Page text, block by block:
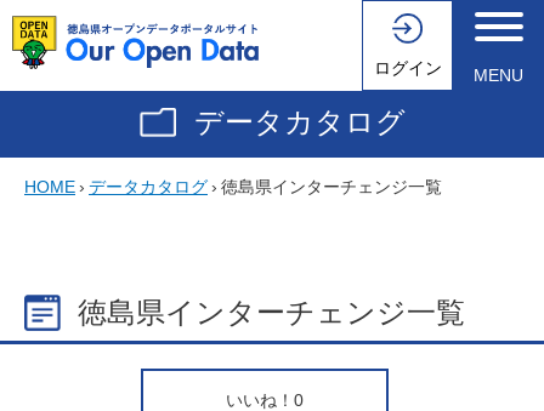
ログイン MENU
データカタログ
HOME› データカタログ› 徳島県インターチェンジ一覧
徳島県インターチェンジ一覧
いいね！ 0